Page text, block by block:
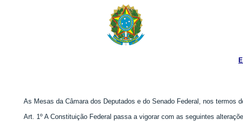
As Mesas da Câmara dos Deputados e do Senado Federal, nos termos
Art. 1º A Constituição Federal passa a vigorar com as seguintes